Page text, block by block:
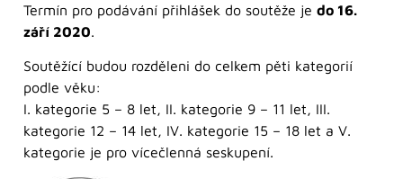
Termín pro podávání přihlášek do soutěže je do 16.
září 2020.
Soutěžící budou rozděleni do celkem pěti kategorií
podle věku:
I. kategorie 5 – 8 let, II. kategorie 9 – 11 let, III.
kategorie 12 – 14 let, IV. kategorie 15 – 18 let a V.
kategorie je pro vícečlenná seskupení.